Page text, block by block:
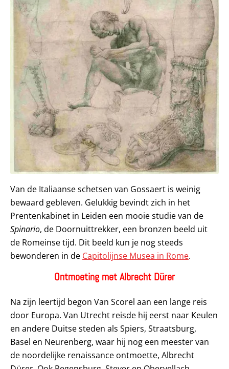
Van de Italiaanse schetsen van Gossaert is weinig
bewaard gebleven. Gelukkig bevindt zich in het
Prentenkabinet in Leiden een mooie studie van de
Spinario, de Doornuittrekker, een bronzen beeld uit
de Romeinse tijd. Dit beeld kun je nog steeds
bewonderen in de Capitolijnse Musea in Rome.
Ontmoeting met Albrecht Dürer
Na zijn leertijd begon Van Scorel aan een lange reis
door Europa. Van Utrecht reisde hij eerst naar Keulen
en andere Duitse steden als Spiers, Straatsburg,
Basel en Neurenberg, waar hij nog een meester van
de noordelijke renaissance ontmoette, Albrecht